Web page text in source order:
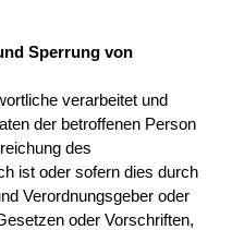
Sperrung von
verarbeitet und
der betroffenen Person
des
ist oder sofern dies durch
Verordnungsgeber oder
oder Vorschriften,